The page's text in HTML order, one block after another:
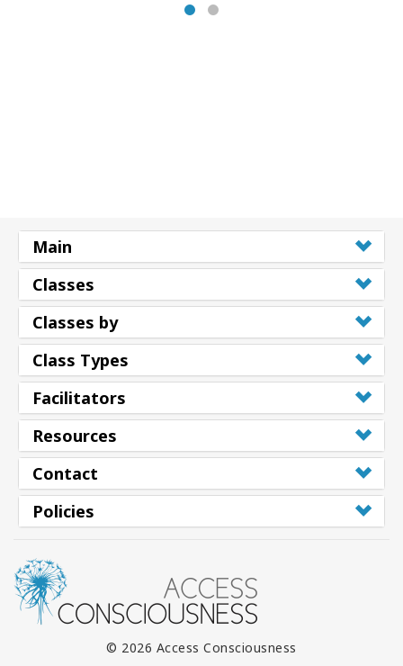
Main
Classes
Classes by
Class Types
Facilitators
Resources
Contact
Policies
© 2026 Access Consciousness